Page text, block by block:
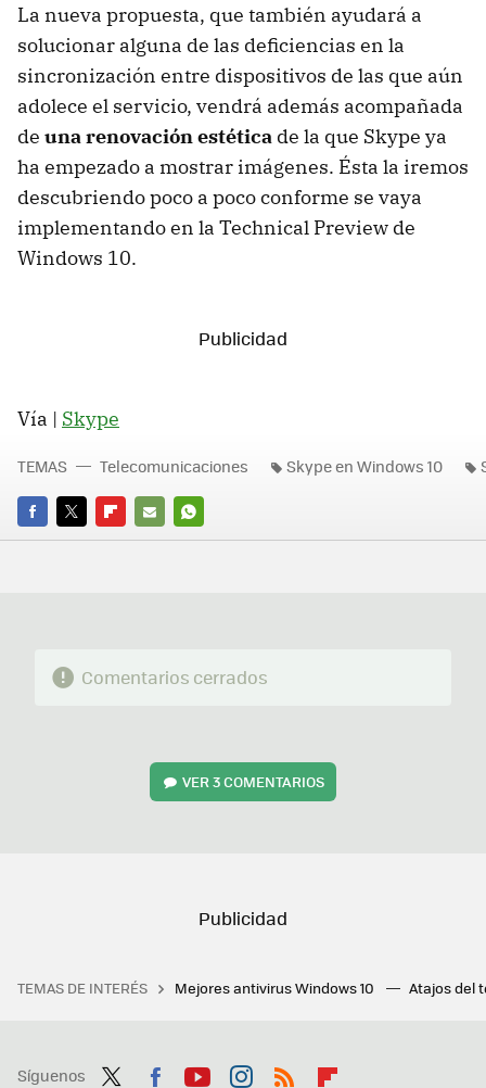
La nueva propuesta, que también ayudará a
solucionar alguna de las deficiencias en la
sincronización entre dispositivos de las que aún
adolece el servicio, vendrá además acompañada
de una renovación estética de la que Skype ya
ha empezado a mostrar imágenes. Ésta la iremos
descubriendo poco a poco conforme se vaya
implementando en la Technical Preview de
Windows 10.
Vía | Skype
FACEBOOK
TWITTERFLIPBOARD
E-
WHATSAPP
TEMAS Telecomunicaciones Skype en Windows 10
Comentarios cerrados
VER3 COMENTARIOS
TEMAS DE INTERÉS Mejores antivirus Windows 10 Atajos del
Síguenos